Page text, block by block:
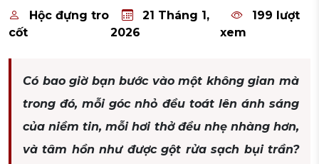
Hộc đựng tro
cốt
21 Tháng 1,
2026
199 lượt
xem
Có bao giờ bạn bước vào một không gian mà
trong đó, mỗi góc nhỏ đều toát lên ánh sáng
của niềm tin, mỗi hơi thở đều nhẹ nhàng hơn,
và tâm hồn như được gột rửa sạch bụi trần?